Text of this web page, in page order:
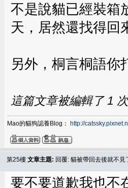
不是說貓已經裝箱
天，居然還找得回
另外，桐言桐語你
這篇文章被編輯了 1
Mao的貓狗認養Blog： http://
第25樓 文章主題: 回覆: 貓被帶回去後就不
要不要道歉我也不